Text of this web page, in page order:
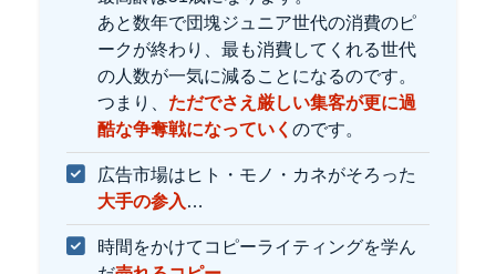
あと数年で団塊ジュニア世代の消費のピ
ークが終わり、最も消費してくれる世代
の人数が一気に減ることになるのです。
つまり、 ただでさえ厳しい集客が更に過
酷な争奪戦になっていくのです。
広告市場はヒト・モノ・カネがそろった
大手の参入 …
時間をかけてコピーライティングを学ん